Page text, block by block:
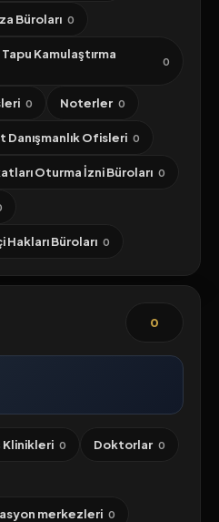
Büroları 0
Kamulaştırma
0
0 Noterler 0
Danışmanlık Ofisleri 0
Oturma İzni Büroları 0
Hakları Büroları 0
0
Klinikleri 0 Doktorlar 0
merkezleri 0